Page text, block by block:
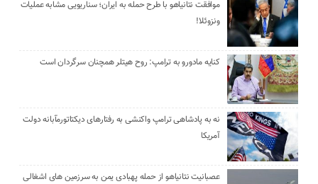
موافقت نتانیاهو با طرح حمله به ایران؛ سناریویی مشابه عملیات
ونزوئلا!
کنایه مادورو به ترامپ: روح هیتلر همچنان سرگردان است
نه به پادشاهی ترامپ واکنشی به رفتارهای دیکتاتورمآبانه دولت
آمریکا
عصبانیت نتانیاهو از حمله پهبادی یمن به سرزمین های اشغالی